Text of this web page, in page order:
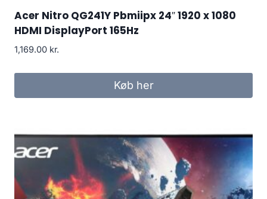
Acer Nitro QG241Y Pbmiipx 24″ 1920 x 1080
HDMI DisplayPort 165Hz
1,169.00 kr.
Køb her